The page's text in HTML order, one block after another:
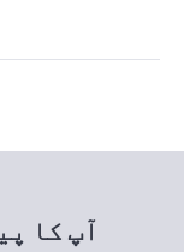
آپ کا